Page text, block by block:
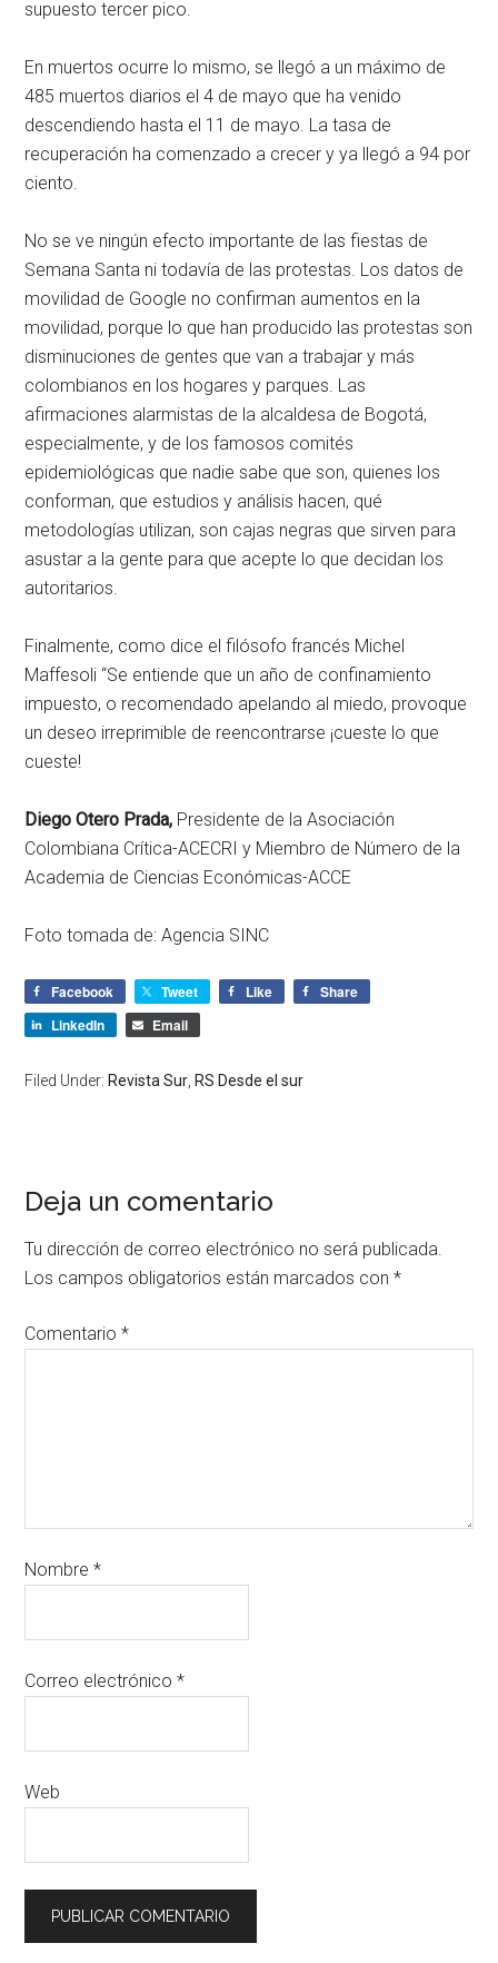
supuesto tercer pico.
En muertos ocurre lo mismo, se llegó a un máximo de
485 muertos diarios el 4 de mayo que ha venido
descendiendo hasta el 11 de mayo. La tasa de
recuperación ha comenzado a crecer y ya llegó a 94 por
ciento.
No se ve ningún efecto importante de las fiestas de
Semana Santa ni todavía de las protestas. Los datos de
movilidad de Google no confirman aumentos en la
movilidad, porque lo que han producido las protestas son
disminuciones de gentes que van a trabajar y más
colombianos en los hogares y parques. Las
afirmaciones alarmistas de la alcaldesa de Bogotá,
especialmente, y de los famosos comités
epidemiológicas que nadie sabe que son, quienes los
conforman, que estudios y análisis hacen, qué
metodologías utilizan, son cajas negras que sirven para
asustar a la gente para que acepte lo que decidan los
autoritarios.
Finalmente, como dice el filósofo francés Michel
Maffesoli “Se entiende que un año de confinamiento
impuesto, o recomendado apelando al miedo, provoque
un deseo irreprimible de reencontrarse ¡cueste lo que
cueste!
Diego Otero Prada, Presidente de la Asociación
Colombiana Crítica-ACECRI y Miembro de Número de la
Academia de Ciencias Económicas-ACCE
Foto tomada de: Agencia SINC
Facebook Tweet Like
Share
LinkedIn
Email
Filed Under: Revista Sur RS Desde el sur
Deja un comentario
Tu dirección de correo electrónico no será publicada.
Los campos obligatorios están marcados con*
Comentario*
Nombre*
Correo electrónico*
Web